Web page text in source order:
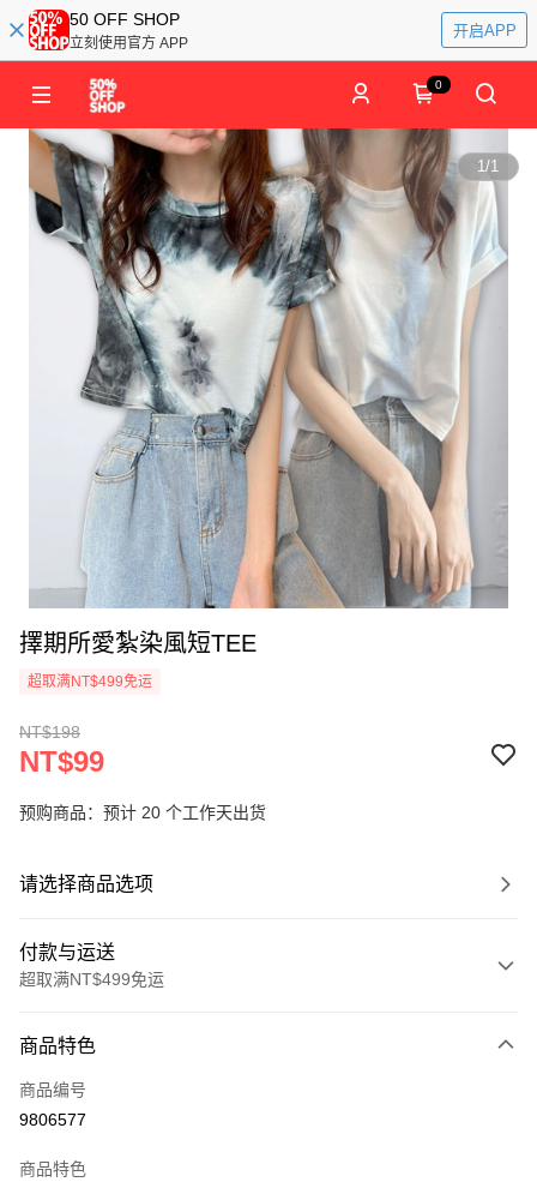
50 OFF SHOP
立刻使用官方 APP
开启APP
0
1/1
擇期所愛紮染風短TEE
超取满NT$499免运
NT$198
NT$99
预购商品：预计 20 个工作天出货
请选择商品选项
付款与运送
超取满NT$499免运
信用卡一次付款
超商取货付款
商品特色
商品编号
9806577
商品特色